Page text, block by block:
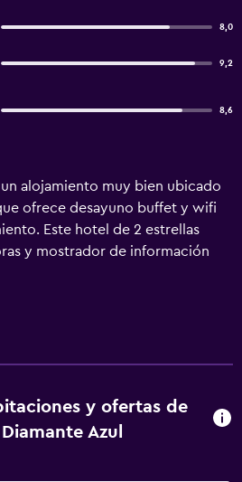
8,0
9,2
8,6
alojamiento muy bien ubicado
ofrece desayuno buffet y wifi
Este hotel de 2 estrellas
y mostrador de información
de guardaequipaje y
de este alojamiento
y Estación Teleférico
El aeropuerto (Aeropuerto
y ofertas de
Azul